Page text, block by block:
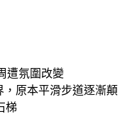
遭氛圍改變
，原本平滑步道逐漸顛
梯